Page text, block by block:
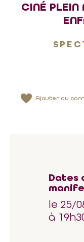
CINÉ PLEIN
Ajouter au
Dates
le 25/
à